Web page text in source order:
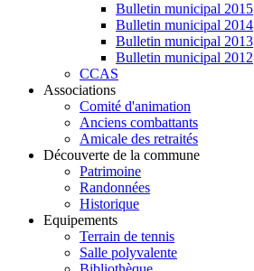
Bulletin municipal 2015
Bulletin municipal 2014
Bulletin municipal 2013
Bulletin municipal 2012
CCAS
Associations
Comité d'animation
Anciens combattants
Amicale des retraités
Découverte de la commune
Patrimoine
Randonnées
Historique
Equipements
Terrain de tennis
Salle polyvalente